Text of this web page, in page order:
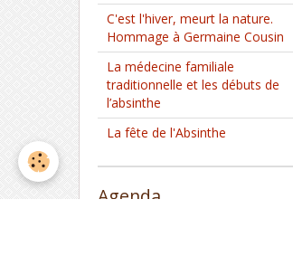
C'est l'hiver, meurt la nature.
Hommage à Germaine Cousin
La médecine familiale
traditionnelle et les débuts de
l’absinthe
La fête de l'Absinthe
Agenda